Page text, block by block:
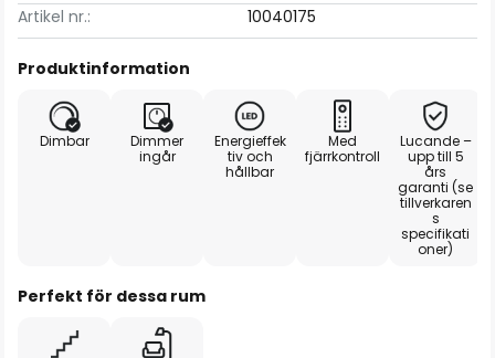
Artikel nr.:
10040175
Produktinformation
Dimbar
Dimmer
ingår
Energieffek
tiv och
hållbar
Med
fjärrkontroll
Lucande –
upp till 5
års
garanti (se
tillverkaren
s
specifikati
oner)
Perfekt för dessa rum